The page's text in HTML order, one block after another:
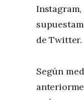
de Twitter.
Según